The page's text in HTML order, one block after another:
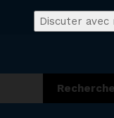
Recherche
Discuter avec